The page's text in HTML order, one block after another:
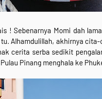
! Sebenarnya Momi dah
tu. Alhamdulillah, akhirnya
cerita serba sedikit
Pinang menghala ke